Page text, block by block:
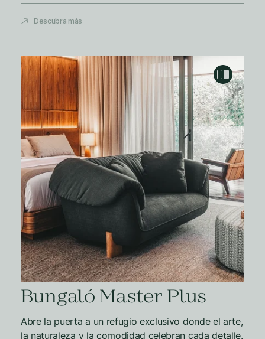
Descubra más
Bungaló Master Plus
Abre la puerta a un refugio exclusivo donde el arte,
la naturaleza y la comodidad celebran cada detalle.